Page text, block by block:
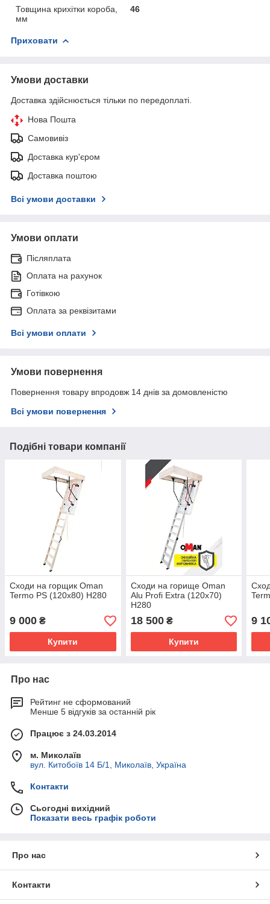
Товщина крихітки короба,
мм
46
Приховати
Умови доставки
Доставка здійснюється тільки по передоплаті.
Нова Пошта
Самовивіз
Доставка кур'єром
Доставка поштою
Всі умови доставки
Умови оплати
Післяплата
Оплата на рахунок
Готівкою
Оплата за реквізитами
Всі умови оплати
Умови повернення
Повернення товару впродовж 14 днів за домовленістю
Всі умови повернення
Подібні товари компанії
Сходи на горщик Oman
Termo PS (120x80) H280
9 000 ₴
Купити
Сходи на горище Oman
Alu Profi Extra (120x70)
H280
18 500₴
Купити
9
Про нас
Рейтинг не сформований
Менше 5 відгуків за останній рік
Працює з 24.03.2014
м. Миколаїв
вул. Китобоїв 14 Б/1, Миколаїв, Україна
Контакти
Сьогодні вихідний
Показати весь графік роботи
Про нас
Контакти